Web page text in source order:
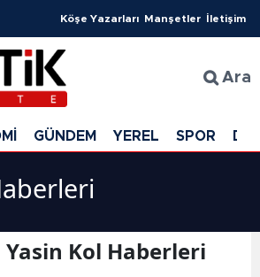
Köşe Yazarları Manşetler İletişim
Ara
GÜNDEM YEREL SPOR
Kol Haberleri